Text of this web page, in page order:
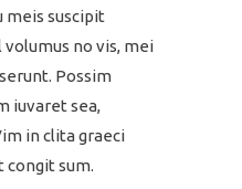
meis suscipit
no vis, mei
Possim
iuvaret sea,
in clita graeci
congit sum.